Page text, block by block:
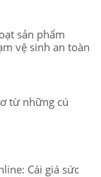
sản phẩm
vệ sinh an toàn
từ những cú
Cái giá sức